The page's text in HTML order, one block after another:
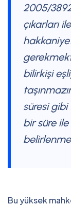
2005/3892
çıkarları
bilirkişi
süresi
bir süre
Bu yüksek